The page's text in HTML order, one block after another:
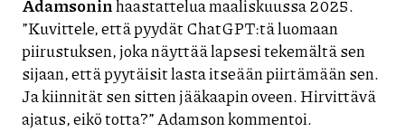
Adamsoninhaastattelua maaliskuussa 2025.
”Kuvittele, että pyydät ChatGPT:tä luomaan
piirustuksen, joka näyttää lapsesi tekemältä sen
sijaan, että pyytäisit lasta itseään piirtämään sen.
Ja kiinnität sen sitten jääkaapin oveen. Hirvittävä
ajatus, eikö totta?” Adamson kommentoi.